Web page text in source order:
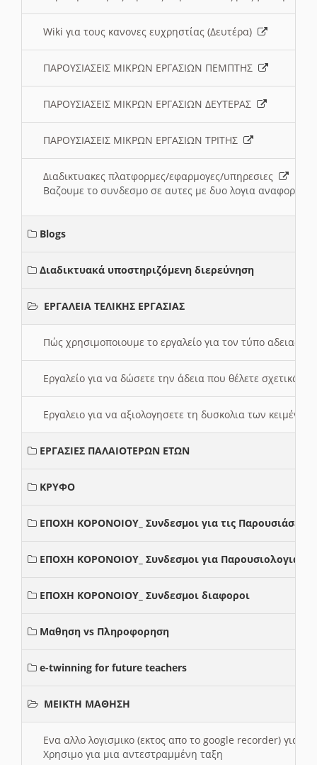
Wiki για τους κανονες ευχρηστίας (Δευτέρα)
ΠΑΡΟΥΣΙΑΣΕΙΣ ΜΙΚΡΩΝ ΕΡΓΑΣΙΩΝ ΠΕΜΠΤΗΣ
ΠΑΡΟΥΣΙΑΣΕΙΣ ΜΙΚΡΩΝ ΕΡΓΑΣΙΩΝ ΔΕΥΤΕΡΑΣ
ΠΑΡΟΥΣΙΑΣΕΙΣ ΜΙΚΡΩΝ ΕΡΓΑΣΙΩΝ ΤΡΙΤΗΣ
Διαδικτυακες πλατφορμες/εφαρμογες/υπηρεσιες
Βαζουμε το συνδεσμο σε αυτες με δυο λογια αναφορικα
Blogs
Διαδικτυακά υποστηριζόμενη διερεύνηση
ΕΡΓΑΛΕΙΑ ΤΕΛΙΚΗΣ ΕΡΓΑΣΙΑΣ
Πώς χρησιμοποιουμε το εργαλείο για τον τύπο αδειας
Εργαλείο για να δώσετε την άδεια που θέλετε σχετικά
Εργαλειο για να αξιολογησετε τη δυσκολια των
ΕΡΓΑΣΙΕΣ ΠΑΛΑΙΟΤΕΡΩΝ ΕΤΩΝ
ΚΡΥΦΟ
ΕΠΟΧΗ ΚΟΡΟΝΟΙΟΥ_ Συνδεσμοι για τις Παρουσιάσεις
ΕΠΟΧΗ ΚΟΡΟΝΟΙΟΥ_ Συνδεσμοι για Παρουσιολογια
ΕΠΟΧΗ ΚΟΡΟΝΟΙΟΥ_ Συνδεσμοι διαφοροι
Μαθηση vs Πληροφορηση
e-twinning for future teachers
ΜΕΙΚΤΗ ΜΑΘΗΣΗ
Ενα αλλο λογισμικο (εκτος απο το google recorder) για
Χρησιμο για μια αντεστραμμένη ταξη